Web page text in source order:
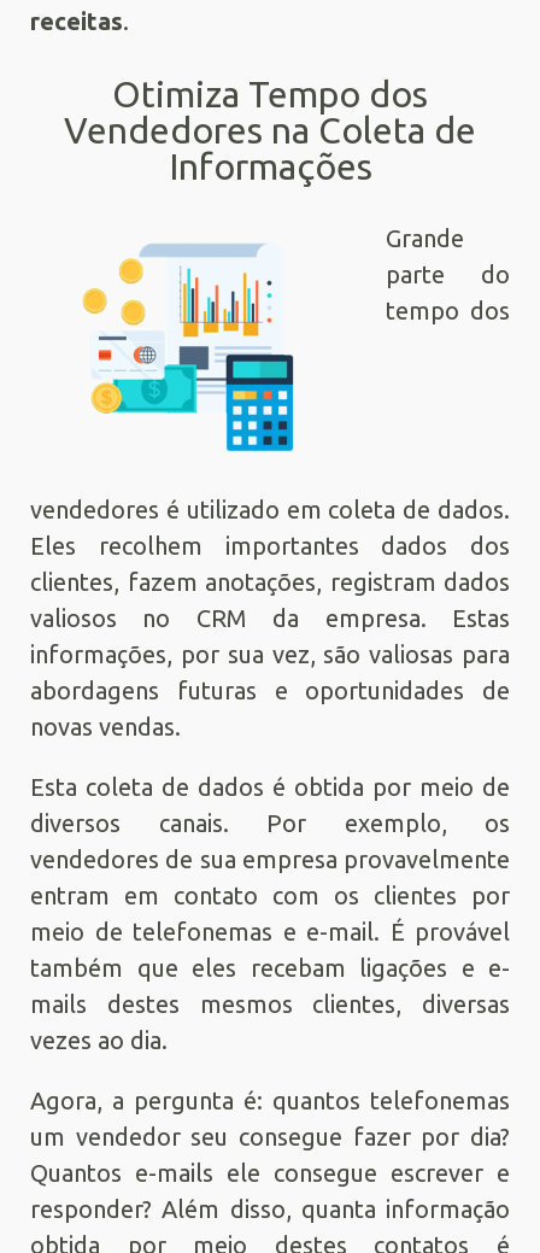
receitas.
Otimiza Tempo dos
Vendedores na Coleta de
Informações
Grande
parte do
tempo dos
vendedores é utilizado em coleta de dados.
Eles recolhem importantes dados dos
clientes, fazem anotações, registram dados
valiosos no CRM da empresa. Estas
informações, por sua vez, são valiosas para
abordagens futuras e oportunidades de
novas vendas.
Esta coleta de dados é obtida por meio de
diversos canais. Por exemplo, os
vendedores de sua empresa provavelmente
entram em contato com os clientes por
meio de telefonemas e e-mail. É provável
também que eles recebam ligações e e-
mails destes mesmos clientes, diversas
vezes ao dia.
Agora, a pergunta é: quantos telefonemas
um vendedor seu consegue fazer por dia?
Quantos e-mails ele consegue escrever e
responder? Além disso, quanta informação
obtida por meio destes contatos é